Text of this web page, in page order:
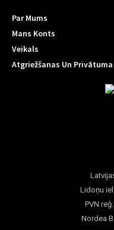
Par Mums
Mans Konts
Veikals
Atgriežšanas Un
Lidoņu
PVN
Nordea